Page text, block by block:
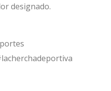
designado.